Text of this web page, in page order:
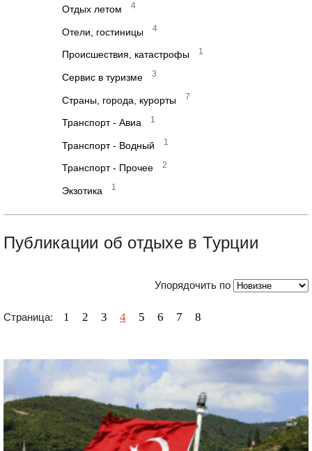
Отдых летом 4
Отели, гостиницы 4
Происшествия, катастрофы 1
Сервис в туризме 3
Страны, города, курорты 7
Транспорт - Авиа 1
Транспорт - Водный 1
Транспорт - Прочее 2
Экзотика 1
Публикации об отдыхе в Турции
Упорядочить по
Страница: 1 2 3 4 5 6 7 8